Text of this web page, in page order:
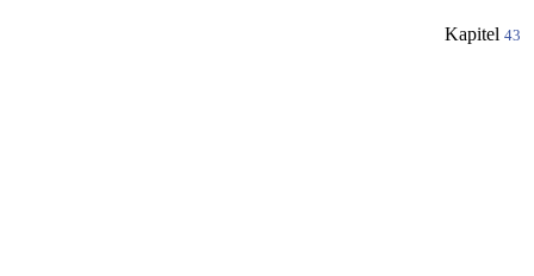
Kapitel 43